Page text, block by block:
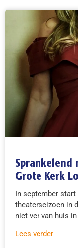
Sprankelend
Grote Kerk
In september
theaterseizoen in
niet ver van huis
Lees verder